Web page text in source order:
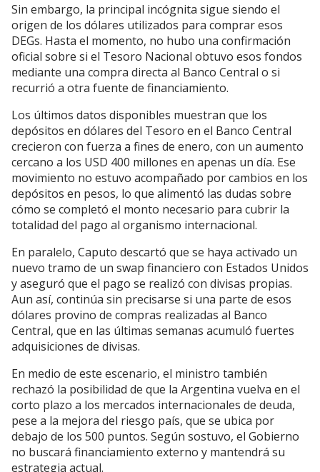
Sin embargo, la principal incógnita sigue siendo el
origen de los dólares utilizados para comprar esos
DEGs. Hasta el momento, no hubo una confirmación
oficial sobre si el Tesoro Nacional obtuvo esos fondos
mediante una compra directa al Banco Central o si
recurrió a otra fuente de financiamiento.
Los últimos datos disponibles muestran que los
depósitos en dólares del Tesoro en el Banco Central
crecieron con fuerza a fines de enero, con un aumento
cercano a los USD 400 millones en apenas un día. Ese
movimiento no estuvo acompañado por cambios en los
depósitos en pesos, lo que alimentó las dudas sobre
cómo se completó el monto necesario para cubrir la
totalidad del pago al organismo internacional.
En paralelo, Caputo descartó que se haya activado un
nuevo tramo de un swap financiero con Estados Unidos
y aseguró que el pago se realizó con divisas propias.
Aun así, continúa sin precisarse si una parte de esos
dólares provino de compras realizadas al Banco
Central, que en las últimas semanas acumuló fuertes
adquisiciones de divisas.
En medio de este escenario, el ministro también
rechazó la posibilidad de que la Argentina vuelva en el
corto plazo a los mercados internacionales de deuda,
pese a la mejora del riesgo país, que se ubica por
debajo de los 500 puntos. Según sostuvo, el Gobierno
no buscará financiamiento externo y mantendrá su
estrategia actual.